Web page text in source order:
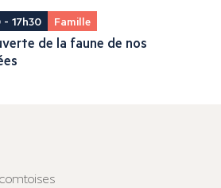
- 17h30 Famille
de la faune de nos